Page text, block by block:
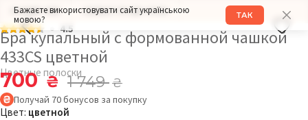
Бажаєте використовувати сайт українською
мовою?
ТАК
РАЗМЕР: 80E ОБХВАТ ГРУДИ: 101СМ
4.5
Бра купальный с формованной чашкой
433CS цветной
Цветные полоски
700 ₴ 1 749₴
Получай 70бонусов за покупку
Цвет: цветной